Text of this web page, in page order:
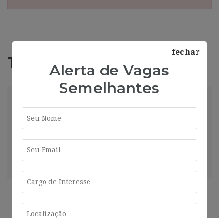
Trabajos Relacionados
Madrid
Ver más 2 años ago
Madrid 2024-07-26
fechar
Alerta de Vagas
Semelhantes